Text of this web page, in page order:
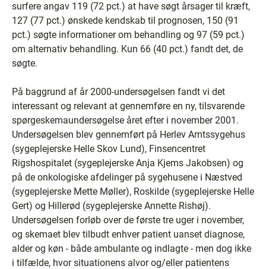
surfere angav 119 (72 pct.) at have søgt årsager til kræft,
127 (77 pct.) ønskede kendskab til prognosen, 150 (91
pct.) søgte informationer om behandling og 97 (59 pct.)
om alternativ behandling. Kun 66 (40 pct.) fandt det, de
søgte.
På baggrund af år 2000-undersøgelsen fandt vi det
interessant og relevant at gennemføre en ny, tilsvarende
spørgeskemaundersøgelse året efter i november 2001.
Undersøgelsen blev gennemført på Herlev Amtssygehus
(sygeplejerske Helle Skov Lund), Finsencentret
Rigshospitalet (sygeplejerske Anja Kjems Jakobsen) og
på de onkologiske afdelinger på sygehusene i Næstved
(sygeplejerske Mette Møller), Roskilde (sygeplejerske Helle
Gert) og Hillerød (sygeplejerske Annette Rishøj).
Undersøgelsen forløb over de første tre uger i november,
og skemaet blev tilbudt enhver patient uanset diagnose,
alder og køn - både ambulante og indlagte - men dog ikke
i tilfælde, hvor situationens alvor og/eller patientens